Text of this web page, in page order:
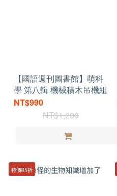
【國語週刊圖書館】萌科
學 第八輯 機械積木吊機組
NT$990
NT$1,200
特價85折